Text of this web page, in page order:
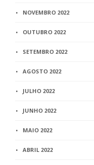
NOVEMBRO 2022
OUTUBRO 2022
SETEMBRO 2022
AGOSTO 2022
JULHO 2022
JUNHO 2022
MAIO 2022
ABRIL 2022